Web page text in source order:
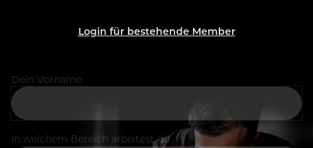
Login für bestehende Member
Dein Vorname
In welchem Bereich arbeitest du